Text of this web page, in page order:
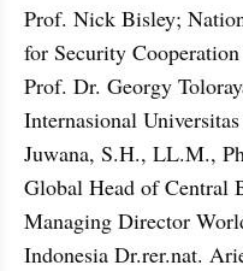
Prof. Nick Bisley;
for Security
Prof. Dr. Georgy
Internasional
Juwana, S.H., LL.M.,
Global Head of Central
Managing Director
Indonesia Dr.rer.nat.